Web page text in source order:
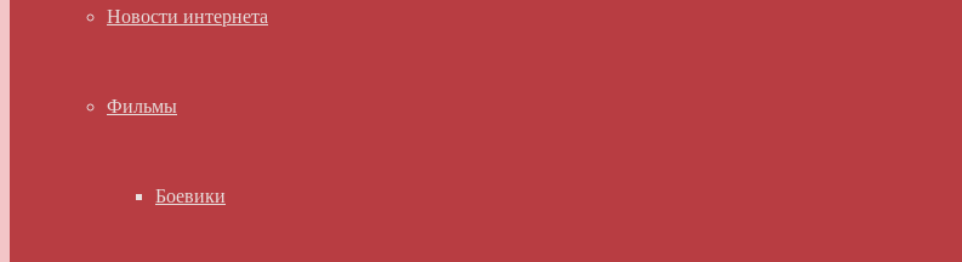
Новости интернета
Фильмы
Боевики